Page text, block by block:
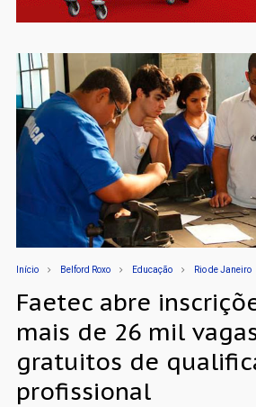
Início Belford Roxo Educação Rio de Janeiro
Faetec abre
mais de 26 mil
gratuitos de
profissional